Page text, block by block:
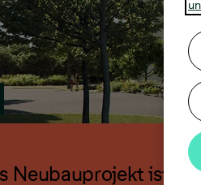
Neubauprojekt ist